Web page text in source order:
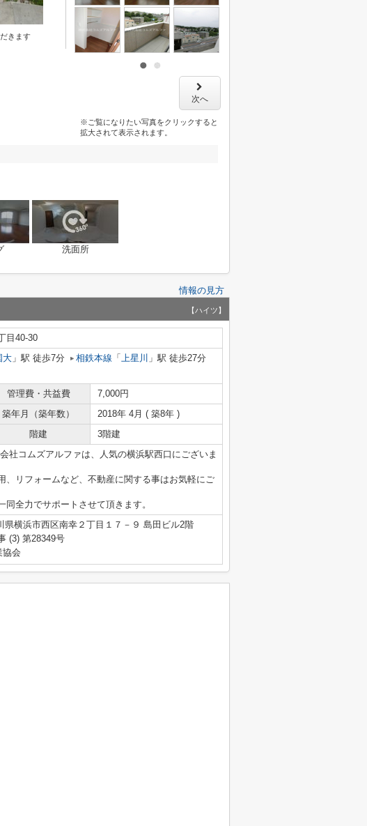
きます
次へ
※ご覧になりたい写真をクリックすると
拡大されて表示されます。
洗面所
情報の見方
【ハイツ】
目40-30
大 」駅 徒歩7分 相鉄本線 「 上星川 」駅 徒歩27分
管理費・共益費
7,000円
築年月（築年数）
2018年 4月 ( 築8年 )
階建 3階建
コムズアルファは、人気の横浜駅西口にございま
、リフォームなど、不動産に関する事はお気軽にご
全力でサポートさせて頂きます。
県横浜市西区南幸２丁目１７－９ 島田ビル2階
(3) 第28349号
協会